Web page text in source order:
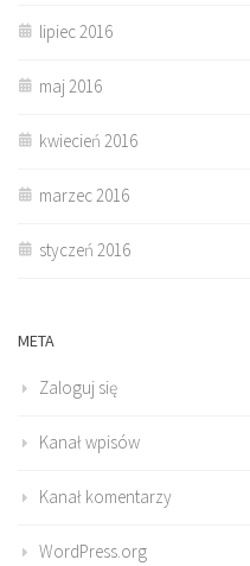
lipiec 2016
maj 2016
kwiecień 2016
marzec 2016
styczeń 2016
META
Zaloguj się
Kanał wpisów
Kanał komentarzy
WordPress.org